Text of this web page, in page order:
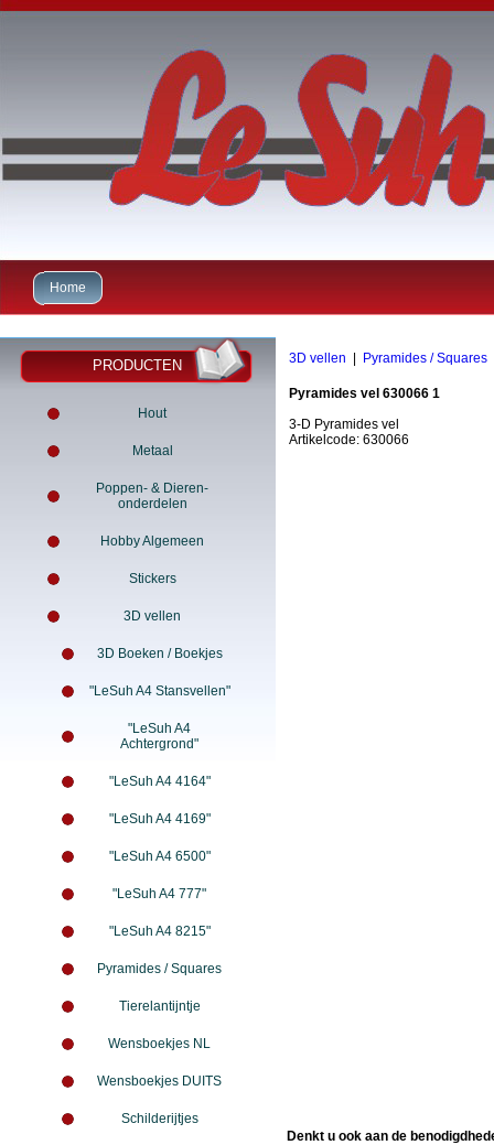
Home
PRODUCTEN
Hout
Metaal
Poppen- & Dieren-
onderdelen
Hobby Algemeen
Stickers
3D vellen
3D Boeken / Boekjes
"LeSuh A4 Stansvellen"
"LeSuh A4
Achtergrond"
"LeSuh A4 4164"
"LeSuh A4 4169"
"LeSuh A4 6500"
"LeSuh A4 777"
"LeSuh A4 8215"
Pyramides / Squares
Tierelantijntje
Wensboekjes NL
Wensboekjes DUITS
Schilderijtjes
3D vellen Pyramides / Squares
Pyramides vel 630066 1
3-D Pyramides vel
Artikelcode: 630066
Denkt u ook aan de